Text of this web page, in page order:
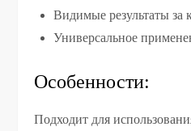
Видимые результаты за
Универсальное
Особенности:
Подходит для